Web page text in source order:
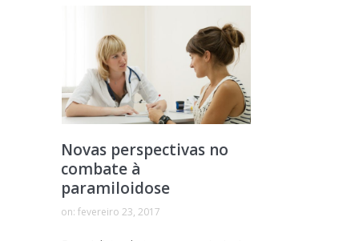
Novas perspectivas no
combate à
paramiloidose
on:fevereiro 23, 2017